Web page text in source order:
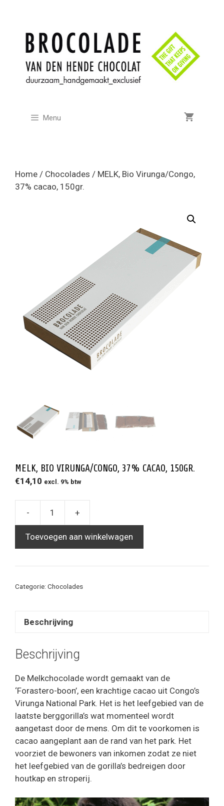
Menu
Home / Chocolades / MELK, Bio Virunga/Congo,
37% cacao, 150gr.
MELK, BIO VIRUNGA/CONGO, 37% CACAO, 150GR.
€14,10 excl. 9% btw
-
Virunga/Congo,
cacao,
+
Toevoegen aan winkelwagen
Categorie: Chocolades
Beschrijving
Beschrijving
De Melkchocolade wordt gemaakt van de
‘Forastero-boon’, een krachtige cacao uit Congo’s
Virunga National Park. Het is het leefgebied van de
laatste berggorilla’s wat momenteel wordt
aangetast door de mens. Om dit te voorkomen is
cacao aangeplant aan de rand van het park. Het
voorziet de bewoners van inkomen zodat ze niet
het leefgebied van de gorilla’s bedreigen door
houtkap en stroperij.